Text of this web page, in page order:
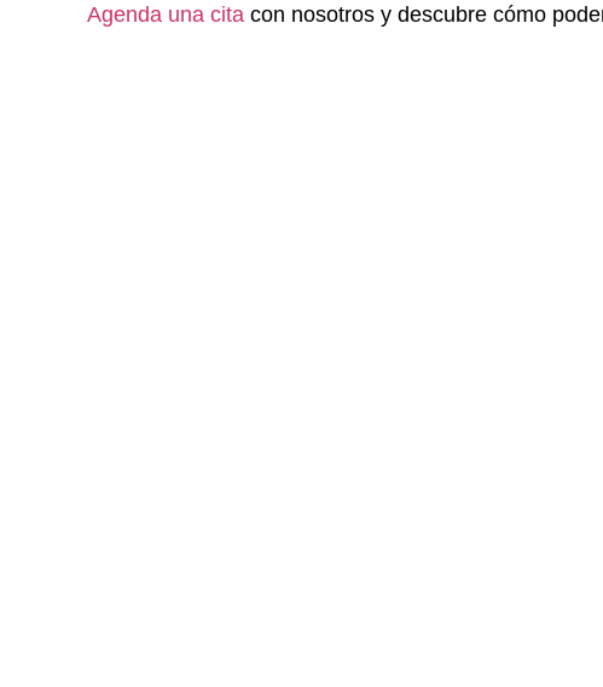
Agenda una cita con nosotros y descubre cómo